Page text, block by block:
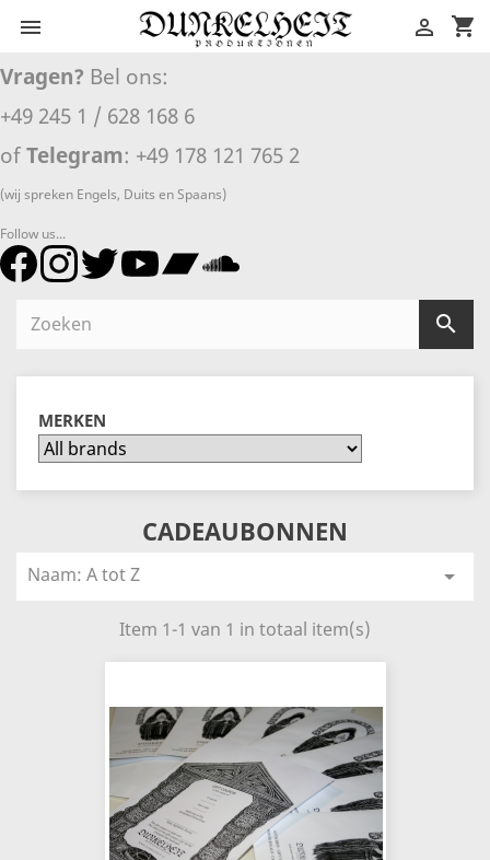
 shopping_cart

Vragen? Bel ons:
+49 245 1 / 628 168 6
of Telegram: +49 178 121 765 2
(wij spreken Engels, Duits en Spaans)
Follow us...

MERKEN
CADEAUBONNEN
Naam: A tot Z 
Item 1-1 van 1 in totaal item(s)